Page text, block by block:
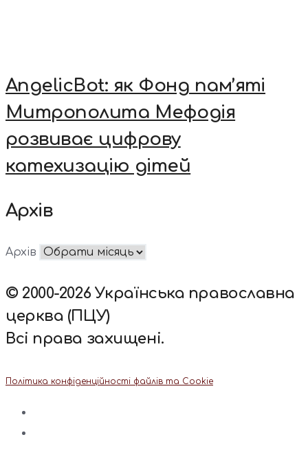
AngelicBot: як Фонд пам’яті
Митрополита Мефодія
розвиває цифрову
катехизацію дітей
Архів
Архів
© 2000-2026 Українська православна
церква (ПЦУ)
Всі права захищені.
Політика конфіденційності файлів та Cookie